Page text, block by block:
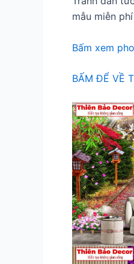
mẫu miễn phí
Bấm xem
BẤM ĐỂ VỀ